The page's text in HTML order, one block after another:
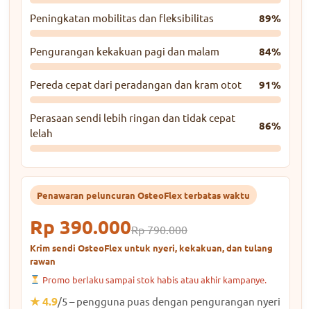
Peningkatan mobilitas dan fleksibilitas 89%
Pengurangan kekakuan pagi dan malam 84%
Pereda cepat dari peradangan dan kram otot 91%
Perasaan sendi lebih ringan dan tidak cepat
lelah
86%
Penawaran peluncuran OsteoFlex terbatas waktu
Rp 390.000Rp 790.000
Krim sendi OsteoFlex untuk nyeri, kekakuan, dan tulang
rawan
Promo berlaku sampai stok habis atau akhir kampanye.
★ 4.9/5 – pengguna puas dengan pengurangan nyeri